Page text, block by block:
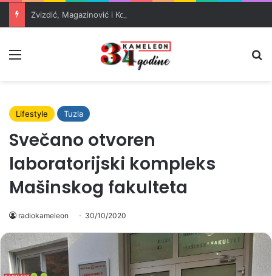
Lifestyle Tuzla
Svečano otvoren
laboratorijski kompleks
Mašinskog fakulteta
radiokameleon 30/10/2020